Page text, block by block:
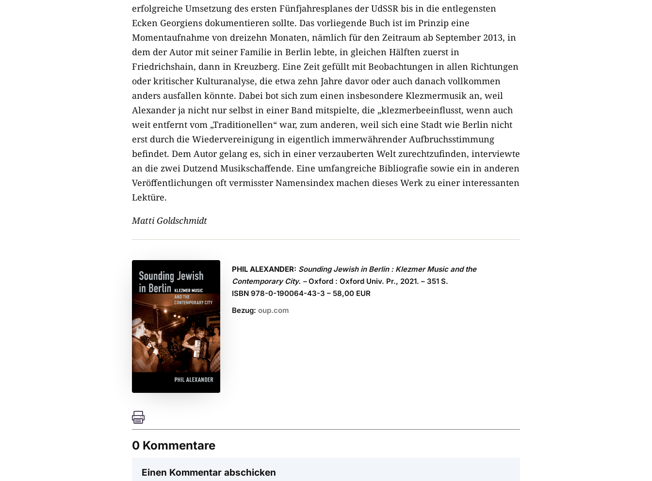
erfolgreiche Umsetzung des ersten Fünfjahresplanes der UdSSR bis in die entlegensten
Ecken Georgiens dokumentieren sollte. Das vorliegende Buch ist im Prinzip eine
Momentaufnahme von dreizehn Monaten, nämlich für den Zeitraum ab September 2013, in
dem der Autor mit seiner Familie in Berlin lebte, in gleichen Hälften zuerst in
Friedrichshain, dann in Kreuzberg. Eine Zeit gefüllt mit Beobachtungen in allen Richtungen
oder kritischer Kulturanalyse, die etwa zehn Jahre davor oder auch danach vollkommen
anders ausfallen könnte. Dabei bot sich zum einen insbesondere Klezmermusik an, weil
Alexander ja nicht nur selbst in einer Band mitspielte, die „klezmerbeeinflusst, wenn auch
weit entfernt vom „Traditionellen“ war, zum anderen, weil sich eine Stadt wie Berlin nicht
erst durch die Wiedervereinigung in eigentlich immerwährender Aufbruchsstimmung
befindet. Dem Autor gelang es, sich in einer verzauberten Welt zurechtzufinden, interviewte
an die zwei Dutzend Musikschaffende. Eine umfangreiche Bibliografie sowie ein in anderen
Veröffentlichungen oft vermisster Namensindex machen dieses Werk zu einer interessanten
Lektüre.
Matti Goldschmidt
PHIL ALEXANDER: Sounding Jewish in Berlin: Klezmer Music and the
Contemporary City. –Oxford : Oxford Univ. Pr., 2021. – 351 S.
ISBN 978-0-190064-43-3 – 58,00 EUR
Bezug: oup.com

0 Kommentare
Einen Kommentar abschicken